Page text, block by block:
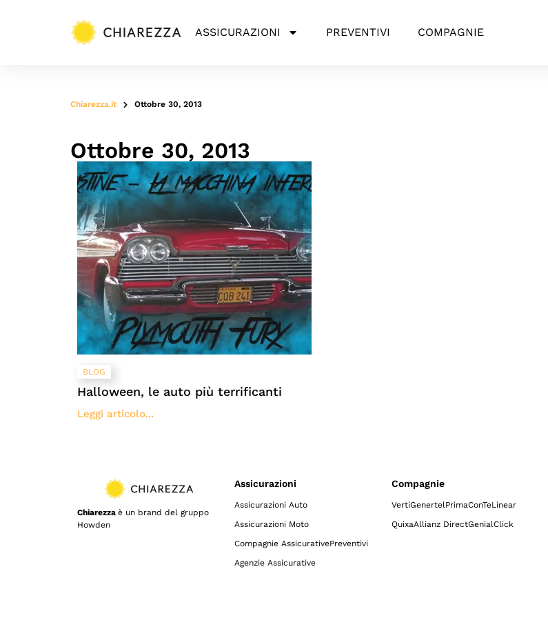
ASSICURAZIONI PREVENTIVI COMPAGNIE
Chiarezza.it Ottobre 30, 2013
Ottobre 30, 2013
BLOG
Halloween, le auto più terrificanti
Leggi articolo...
Chiarezza è un brand del gruppo
Howden
Assicurazioni
Assicurazioni Auto
Assicurazioni Moto
Compagnie AssicurativePreventivi
Agenzie Assicurative
Compagnie
VertiGenertelPrimaConTeLinear
QuixaAllianz DirectGenialClick